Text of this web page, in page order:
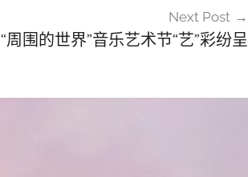
Next Post
“周围的世界”音乐艺术节“艺”彩纷呈